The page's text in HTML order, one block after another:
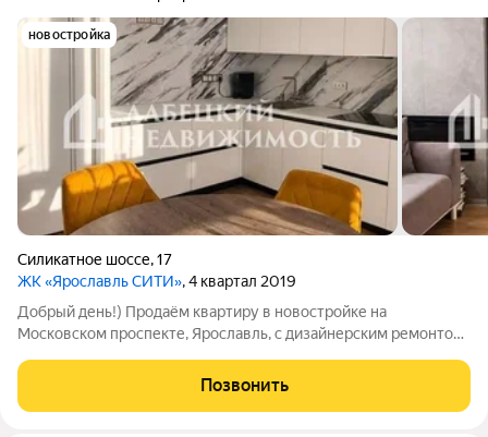
новостройка
Силикатное шоссе,17
ЖК «Ярославль СИТИ», 4 квартал 2019
Добрый день!) Продаём квартиру в новостройке на
Московском проспекте, Ярославль, с дизайнерским ремонтом
сейчас. ПРО ДОКУМЕНТЫ: Один собственник, квартира
приобретена у застройщика по
Позвонить